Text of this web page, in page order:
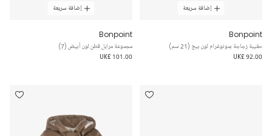
إضافة سريعة
Bonpoint
حقيبة زجاجة بمونوغرام لون بيج (21 سم)
UK£ 92.00
إضافة سريعة
Bonpoint
مجموعة مرايل قطن لون أبيض (7)
UK£ 101.00